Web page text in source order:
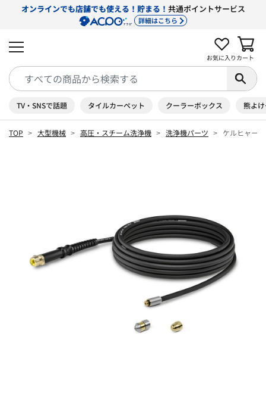
オンラインでも店舗でも使える！貯まる！ 共通ポイントサービス
詳細はこちら
お気に入り カート
TV・SNSで話題 タイルカーペット クーラーボックス 熊よ
TOP 大型機械 高圧・スチーム洗浄機 洗浄機パーツ ケルヒャー